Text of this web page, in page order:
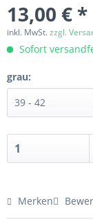
13,00 € *
inkl. MwSt.zzgl.
Sofort
grau:
Merken